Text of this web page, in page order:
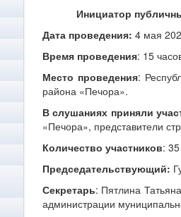
Инициатор
Дата проведения: 4 мая
Время проведения: 15
Место проведения:
района «Печора».
В слушаниях приняли
«Печора», представители
Количество участников:
Председательствующий:
Секретарь: Пятлина
администрации